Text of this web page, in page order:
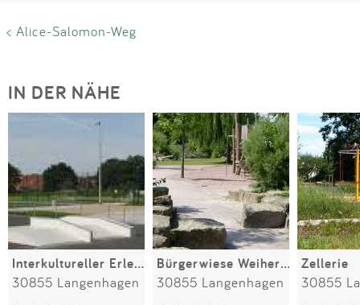
< Alice-Salomon-Weg
IN DER NÄHE
Interkultureller Erlebnispark IKEP
30855 Langenhagen
Bürgerwiese Weiherfeld
30855 Langenhagen
Zellerie
30855